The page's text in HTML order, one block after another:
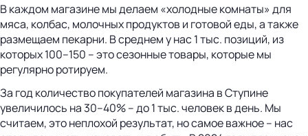
В каждом магазине мы делаем «холодные комнаты» для
мяса, колбас, молочных продуктов и готовой еды, а также
размещаем пекарни. В среднем у нас 1 тыс. позиций, из
которых 100–150 – это сезонные товары, которые мы
регулярно ротируем.
За год количество покупателей магазина в Ступине
увеличилось на 30–40% – до 1 тыс. человек в день. Мы
считаем, это неплохой результат, но самое важное – нас